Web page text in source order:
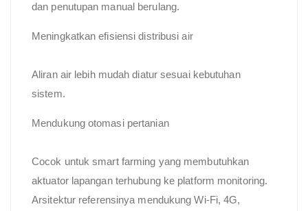
dan penutupan manual berulang.
Meningkatkan efisiensi distribusi air
Aliran air lebih mudah diatur sesuai kebutuhan
sistem.
Mendukung otomasi pertanian
Cocok untuk smart farming yang membutuhkan
aktuator lapangan terhubung ke platform monitoring.
Arsitektur referensinya mendukung Wi-Fi, 4G,